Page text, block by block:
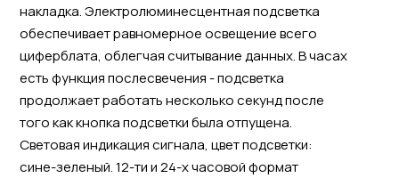
накладка. Электролюминесцентная подсветка
обеспечивает равномерное освещение всего
циферблата, облегчая считывание данных. В часах
есть функция послесвечения - подсветка
продолжает работать несколько секунд после
того как кнопка подсветки была отпущена.
Световая индикация сигнала, цвет подсветки:
сине-зеленый. 12-ти и 24-х часовой формат